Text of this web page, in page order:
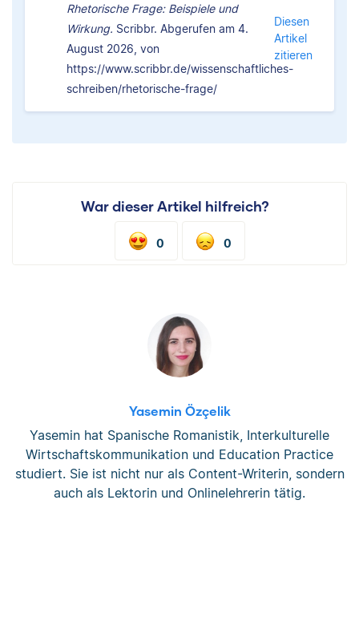
Rhetorische Frage: Beispiele und
Wirkung. Scribbr. Abgerufen am 4.
August 2026, von
https://www.scribbr.de/wissenschaftliches-
schreiben/rhetorische-frage/
Diesen
Artikel
zitieren
War dieser Artikel hilfreich?
0 0
Yasemin Özçelik
Yasemin hat Spanische Romanistik, Interkulturelle
Wirtschaftskommunikation und Education Practice
studiert. Sie ist nicht nur als Content-Writerin, sondern
auch als Lektorin und Onlinelehrerin tätig.